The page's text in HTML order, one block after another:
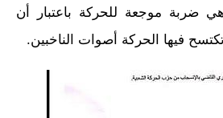
ضربة موجعة للحركة باعتبار أن
تكتسح فيها الحركة أصوات الناخبين.